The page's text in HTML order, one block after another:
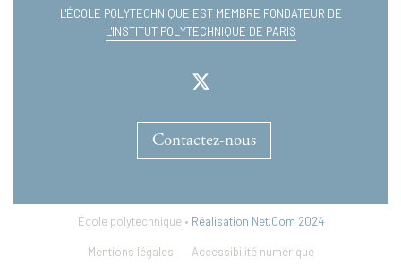
L'ÉCOLE POLYTECHNIQUE EST MEMBRE FONDATEUR DE
L'INSTITUT POLYTECHNIQUE DE PARIS
Contactez-nous
École polytechnique • Réalisation Net.Com 2024
Mentions légales Accessibilité numérique